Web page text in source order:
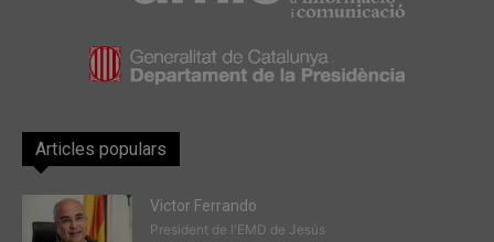
Articles populars
Victor Ferrando
President de l'EMD de Jesús